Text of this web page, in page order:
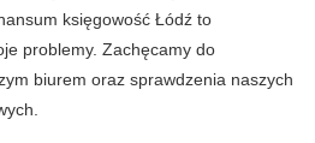
księgowość Łódź to
problemy. Zachęcamy do
biurem oraz sprawdzenia naszych